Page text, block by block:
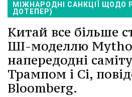
МІЖНАРОДНІ САНКЦІЇ ЩОДО
ДОТЕПЕР)
Китай все більше
ШІ-моделлю
напередодні
Трампом і Сі,
Bloomberg.